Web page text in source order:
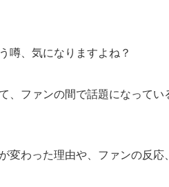
噂、気になりますよね？
、ファンの間で話題になって
変わった理由や、ファンの反